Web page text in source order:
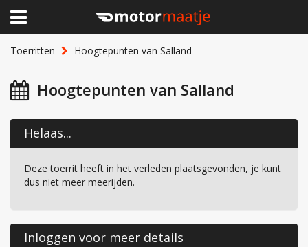
Toerritten Hoogtepunten van Salland
Hoogtepunten van Salland
Helaas...
Deze toerrit heeft in het verleden plaatsgevonden, je kunt
dus niet meer meerijden.
Inloggen voor meer details
×
Home
Clubhuis
Lid worden
Over Motormaatje